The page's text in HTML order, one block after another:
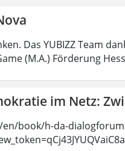
Das YUBIZZ Team
(M.A.) Förderung
im Netz:
en/book/h-da-